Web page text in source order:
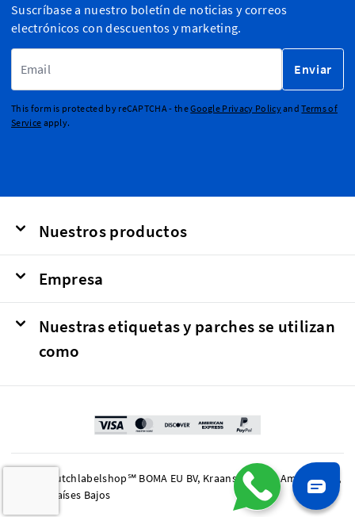
Suscríbase a nuestro boletín de noticias y correos
electrónicos con descuentos y marketing.
Enviar
This form is protected by reCAPTCHA - theGoogle Privacy PolicyandTerms of
Service apply.
Nuestros productos
Empresa
Nuestras etiquetas y parches se utilizan
como
© 2026 Dutchlabelshop℠ BOMA EU BV, Kraanspoor 50, Amsterdam,
1033 SE Países Bajos